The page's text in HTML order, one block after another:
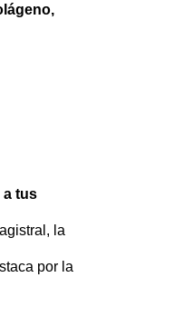
a tus
la
por la